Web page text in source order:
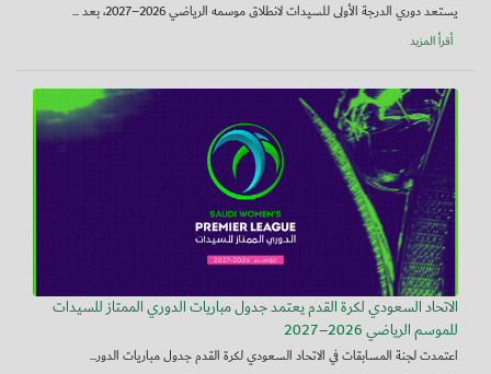
يستعد دوري الدرجة الأولى للسيدات لانطلاق موسمه الرياضي 2026–2027، بعد ...
أقرأ المزيد
الاتحاد السعودي لكرة القدم يعتمد جدول مباريات الدوري الممتاز للسيدات
للموسم الرياضي 2026–2027
اعتمدت لجنة المسابقات في الاتحاد السعودي لكرة القدم جدول مباريات الدور...